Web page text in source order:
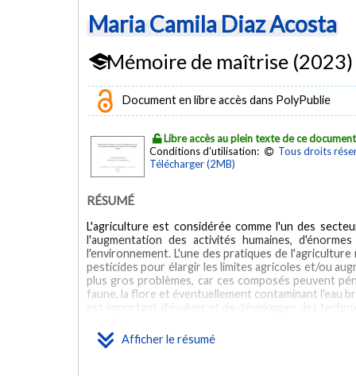
Maria Camila Diaz Acosta
Mémoire de maîtrise (2023)
Document en libre accès dans PolyPublie
Libre accès au plein texte de ce document
Conditions d'utilisation:
Tous droits
Télécharger (2MB)
Afficher le résumé
RÉSUMÉ
L'agriculture est considérée comme l'un des
l'augmentation des activités humaines,
l'environnement. L'une des pratiques de
pesticides pour élargir les limites agricoles et/ou
plus gros problèmes, car ces composés peuvent
faune, la flore et éventuellement contaminant l'eau
est important d'évaluer et de développer des
les plantes et les micro-organismes qu'elles
Traversy a été développé au Jardin botanique de